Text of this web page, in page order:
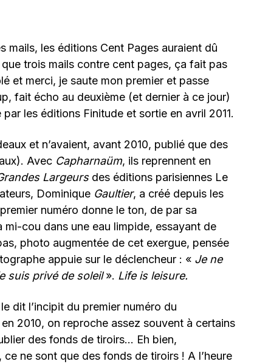
mails, les éditions Cent Pages auraient dû
trois mails contre cent pages, ça fait pas
et merci, je saute mon premier et passe
fait écho au deuxième (et dernier à ce jour)
par les éditions Finitude et sortie en avril 2011.
et n’avaient, avant 2010, publié que des
Avec Capharnaüm, ils reprennent en
Largeursdes éditions parisiennes Le
Dominique Gaultier, a créé depuis les
numéro donne le ton, de par sa
cou dans une eau limpide, essayant de
photo augmentée de cet exergue, pensée
appuie sur le déclencheur : « Je ne
suis privé de soleil». Life is leisure.
dit l’incipit du premier numéro du
2010, on reproche assez souvent à certains
des fonds de tiroirs… Eh bien,
ce ne sont que des fonds de tiroirs ! A l’heure